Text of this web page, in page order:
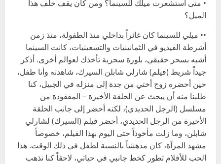
• متى استشعرت ميلك للسينما؟ ومن كان يقف خلف هذا
الميل؟
•• ميلي للسينما كان غائراً بداخلي منذ الطفولة، منذ زمن
أشرطة الفيديو في الثمانينيات والتسعينيات، كانت السينما
أشبه بسحر حقيقي، بلورة سحرية تأخذك لعوالم أخرى. أذكر
جيداً شريط (فيلم) شارلي شابلن السيرك، شاهدته وأنا طفل،
حين أحضره زوج أختي من جدة إلى منزله في الجبيل، كنا
طلبنا منه أن يبحث عن الحلقة الأخيرة – المفقودة من
مسلسل (الرجل الحديدي)، لكنه أحضر إلى جانب الحلقة
الأخيرة من الرجل الحديدي، أحضر فيلم (السيرك) لشارلي
شابلن، وما زلت مأخوذاً حتى اليوم بهذا الفيلم، خصوصاً
مشهد المرآة، كان مدهشاً بالنسبة لطفل في ذلك الوقت. هذا
الحب للأفلام تطور كخط جانبي في حياتي، لاحقاً كنا نذهب